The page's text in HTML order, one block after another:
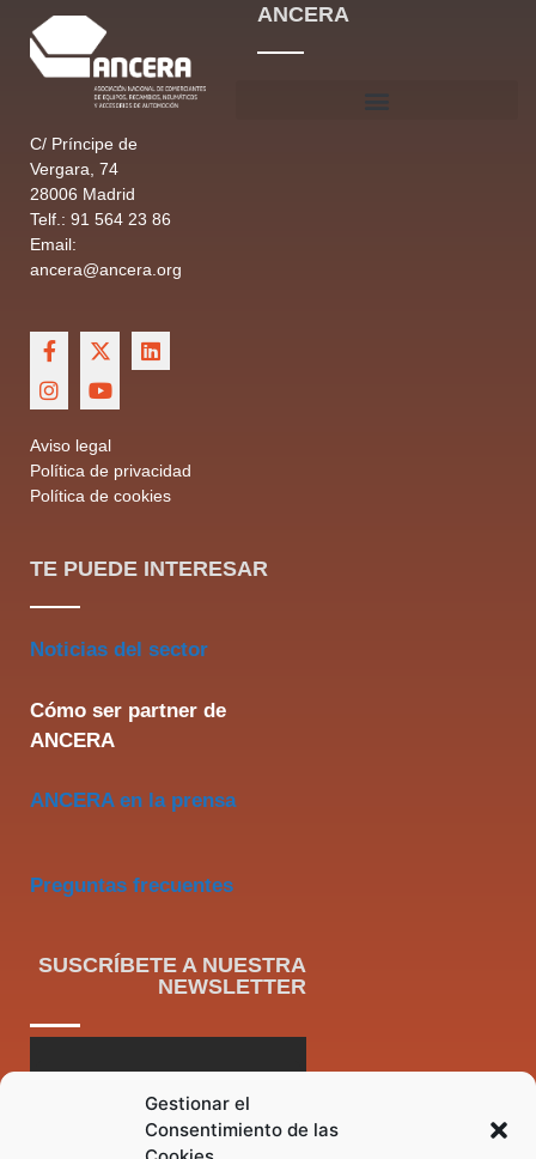
Gestionar el
Consentimiento de las
C/ Príncipe de
Vergara, 74
28006 Madrid
Telf.: 91 564 23 86
Email:
ancera@ancera.org
Aviso legal
Política de privacidad
Política de cookies
ANCERA
TE PUEDE INTERESAR
Noticias del sector
Cómo ser partner de
ANCERA
ANCERA en la prensa
Preguntas frecuentes
SUSCRÍBETE A NUESTRA
NEWSLETTER